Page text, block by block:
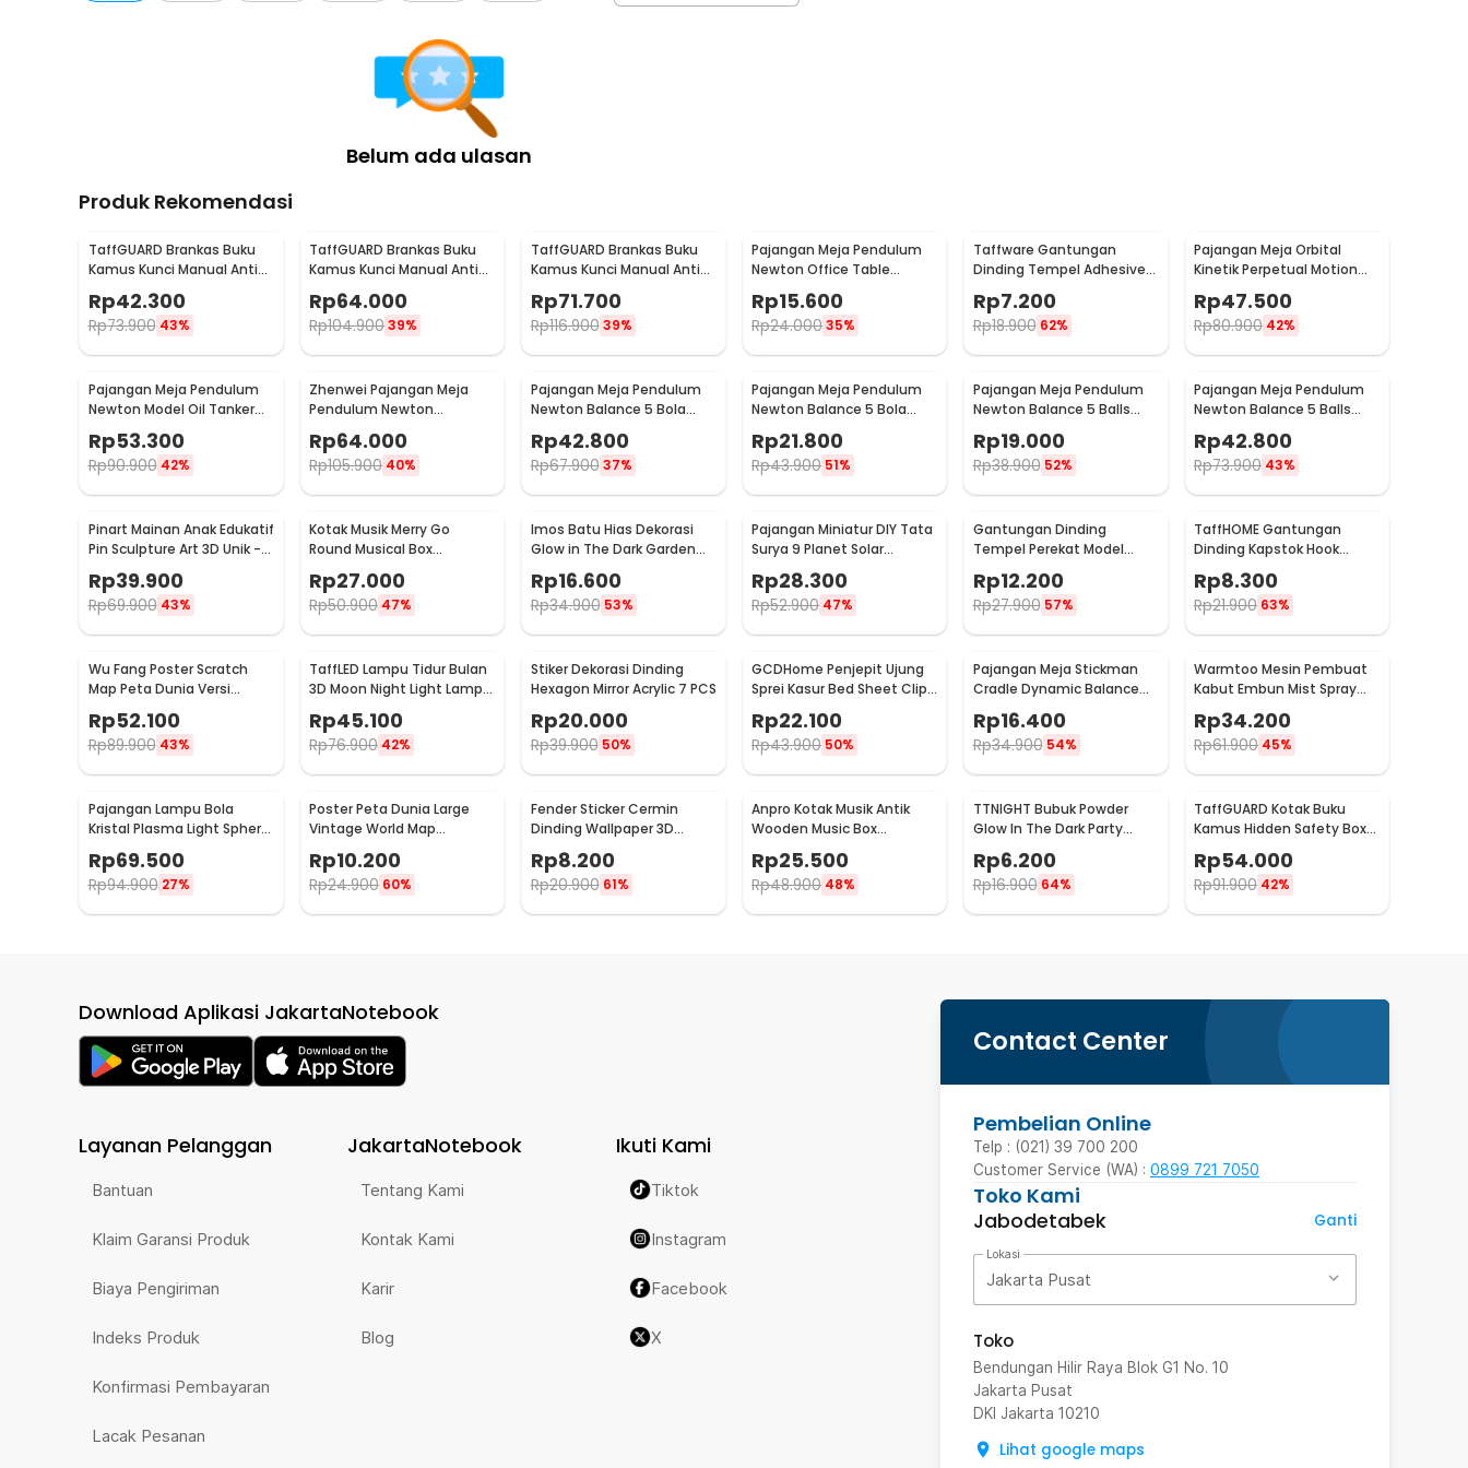
Rincian yang Anda dapatkan untuk pembelian produk ini:
1 x YINI Dekorasi Bunga Mini Keranjang Preserved Flower Basket - Y56
Belum ada ulasan
Produk Rekomendasi
TaffGUARD Brankas Buku
Kamus Kunci Manual Anti
Maling Hidden Safe Box
Kecil - KB-10L
Rp42.300
Rp73.900 43%
TaffGUARD Brankas Buku
Kamus Kunci Manual Anti
Maling Hidden Safe Box
Sedang - KB-10L
Rp64.000
Rp104.90039%
TaffGUARD Brankas Buku
Kamus Kunci Manual Anti
Besar - KB-10L
Rp71.700
Rp116.900 39%
Pajangan Meja Pendulum
Newton Office Table
Decoration 5 Ball S - H50S
Rp15.600
Rp24.00035%
Taffware Gantungan
Dinding Tempel Adhesive
ST40
Rp7.200
Rp18.900 62%
Pajangan Meja Orbital
Kinetik Perpetual Motion
Rp47.500
Rp80.900 42%
Pajangan Meja Pendulum
Newton Model Oil Tanker
Perpetual Debate - B101
Rp53.300
Rp90.900 42%
Zhenwei Pajangan Meja
Pendulum Newton
Perpetual Model Ferris
Wheel - ZPW
Rp64.000
Rp105.900 40%
Pajangan Meja Pendulum
Newton Balance 5 Bola
Model Arched M - ZY02
Rp42.800
Rp67.900 37%
Pajangan Meja Pendulum
Newton Balance 5 Bola
Model Arched S - ZY02
Rp21.800
Rp43.900 51%
Pajangan Meja Pendulum
Newton Balance 5 Balls
LX013
Rp19.000
Rp38.900 52%
Pajangan Meja Pendulum
Newton Balance 5 Balls
Stainless Steel Model T L -
LX013
Rp42.800
Rp73.900 43%
Pinart Mainan Anak Edukatif
Pin Sculpture Art 3D Unik -
FD-P3
Rp39.900
Rp69.900 43%
Kotak Musik Merry Go
Round Musical Box
Y02
Rp27.000
Rp50.900 47%
Imos Batu Hias Dekorasi
Glow in The Dark Garden
Stone 100 PCS - HC0043
Rp16.600
Rp34.900 53%
Pajangan Miniatur DIY Tata
Surya 9 Planet Solar
System Planetary - 2135
Rp28.300
Rp52.900 47%
Gantungan Dinding
Tempel Perekat Model
Rp12.200
Rp27.900 57%
TaffHOME Gantungan
Dinding Kapstok Hook
Hanger Stainless Steel 201
- MT11
Rp8.300
Rp21.900 63%
Wu Fang Poster Scratch
Map Peta Dunia Versi
Rp52.100
Rp89.900 43%
TaffLED Lampu Tidur Bulan
3D Moon Night Light Lamp 3
LD002701
Rp45.100
Rp76.900 42%
Stiker Dekorasi Dinding
Hexagon Mirror Acrylic 7 PCS
Rp20.000
Rp39.900 50%
GCDHome Penjepit Ujung
Sprei Kasur Bed Sheet Clip
Rp22.100
Rp43.900 50%
Pajangan Meja Stickman
Cradle Dynamic Balance
Instrument Ball Pendulum
Rp16.400
Rp34.900 54%
Warmtoo Mesin Pembuat
Kabut Embun Mist Spray
Fog Maker 12 LED 24V - WT01
Rp34.200
Rp61.900 45%
Pajangan Lampu Bola
Kristal Plasma Light Sphere
- ZC211700
Rp69.500
Rp94.900 27%
Poster Peta Dunia Large
Vintage World Map
Rp10.200
Rp24.900 60%
Fender Sticker Cermin
Dinding Wallpaper 3D
Model Square Mirror 9 PCS -
Q353
Rp8.200
Rp20.900 61%
Anpro Kotak Musik Antik
Wooden Music Box
ADQ0194
Rp25.500
Rp48.900 48%
TTNIGHT Bubuk Powder
Glow In The Dark Party
Decoration 10g - T01
Rp6.200
Rp16.900 64%
TaffGUARD Kotak Buku
Kamus Hidden Safety Box
KB-10P
Rp54.000
Rp91.900 42%
Contact Center
Pembelian Online
Telp : (021) 39 700 200
Customer Service (WA) : 0899 721 7050
Toko Kami
Jabodetabek
Ganti
Lokasi
Jakarta Pusat
Toko
Bendungan Hilir Raya Blok G1 No. 10
Jakarta Pusat
DKI Jakarta 10210
Lihat google maps
Download Aplikasi JakartaNotebook
Layanan Pelanggan
Bantuan
Klaim Garansi Produk
Biaya Pengiriman
Indeks Produk
Konfirmasi Pembayaran
Lacak Pesanan
JakartaNotebook
Tentang Kami
Kontak Kami
Karir
Blog
Ikuti Kami
Tiktok
Instagram
Facebook
X